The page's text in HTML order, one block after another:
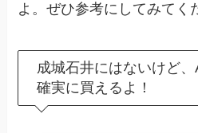
よ。ぜひ参考にしてみてく
成城石井にはないけど
確実に買えるよ！